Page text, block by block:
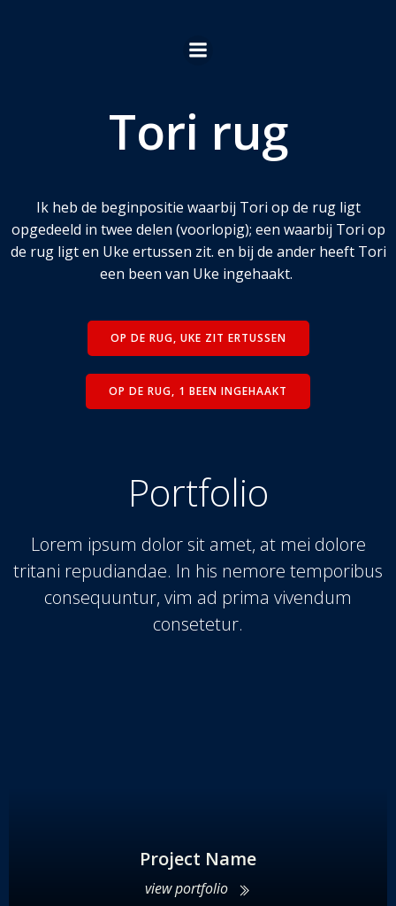
de
Tori rug
Ik heb de beginpositie waarbij Tori op de rug ligt
opgedeeld in twee delen (voorlopig); een waarbij Tori op
de rug ligt en Uke ertussen zit. en bij de ander heeft Tori
een been van Uke ingehaakt.
OP DE RUG, UKE ZIT ERTUSSEN
OP DE RUG, 1 BEEN INGEHAAKT
Portfolio
Lorem ipsum dolor sit amet, at mei dolore
tritani repudiandae. In his nemore temporibus
consequuntur, vim ad prima vivendum
consetetur.
Project Name
view portfolio